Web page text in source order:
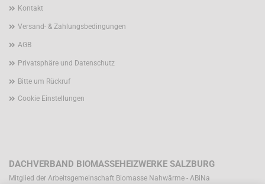
Kontakt
Versand- & Zahlungsbedingungen
AGB
Privatsphäre und Datenschutz
Bitte um Rückruf
Cookie Einstellungen
DACHVERBAND BIOMASSEHEIZWERKE SALZBURG
Mitglied der Arbeitsgemeinschaft Biomasse Nahwärme - ABiNa